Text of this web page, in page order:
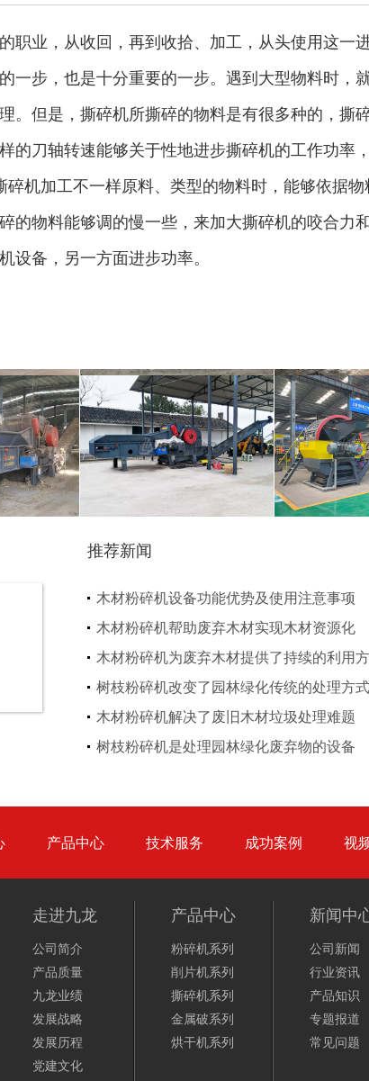
职业，从收回，再到收拾、加工，从头使用这
一步，也是十分重要的一步。遇到大型物料时
。但是，撕碎机所撕碎的物料是有很多种的，
刀轴转速能够关于性地进步撕碎机的工作功率
机加工不一样原料、类型的物料时，能够依据
的物料能够调的慢一些，来加大撕碎机的咬合
设备，另一方面进步功率。
碎机 圆盘破碎机 综合
大型秸秆粉碎机 废旧轮胎
树枝粉碎机 稻草
废钢破碎机 模板
推荐新闻
木材粉碎机设备功能优势及使用注意事项
木材粉碎机帮助废弃木材实现木材资源化
木材粉碎机为废弃木材提供了持续的利用
树枝粉碎机改变了园林绿化传统的处理方式
木材粉碎机解决了废旧木材垃圾处理难题
树枝粉碎机是处理园林绿化废弃物的设备
产品中心 技术服务 成功案例 视
走进九龙
公司简介
产品质量
九龙业绩
发展战略
发展历程
党建文化
产品中心
粉碎机系列
削片机系列
撕碎机系列
金属破系列
烘干机系列
新闻中
公司新闻
行业资讯
产品知识
专题报道
常见问题